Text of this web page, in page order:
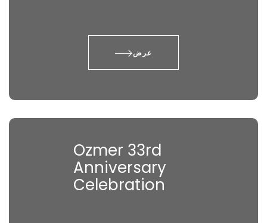
عرض
Ozmer 33rd
Anniversary
Celebration